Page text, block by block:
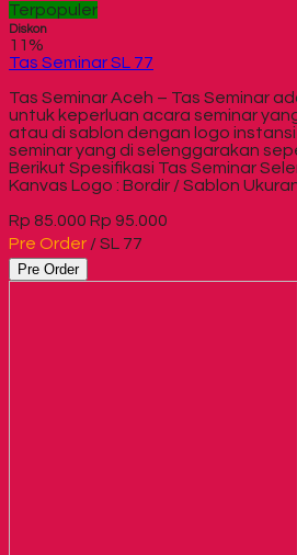
Terpopuler
Diskon
11%
Tas Seminar SL 77
Tas Seminar Aceh – Tas Seminar
untuk keperluan acara seminar
atau di sablon dengan logo
seminar yang di selenggarakan
Berikut Spesifikasi Tas Seminar
Kanvas Logo : Bordir / Sablon
Rp 85.000 Rp 95.000
Pre Order / SL 77
Pre Order